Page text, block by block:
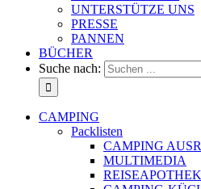
UNTERSTÜTZE UNS
PRESSE
PANNEN
BÜCHER
Suche nach:
CAMPING
Packlisten
CAMPING
MULTIMEDIA